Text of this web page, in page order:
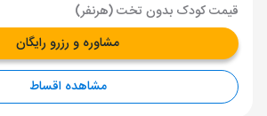
قیمت کودک بدون تخت (هرنفر)
مشاوره و رزرو رایگان
مشاهده اقساط